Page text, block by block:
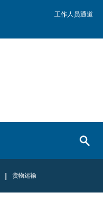
工作人员通道
| 货物运输